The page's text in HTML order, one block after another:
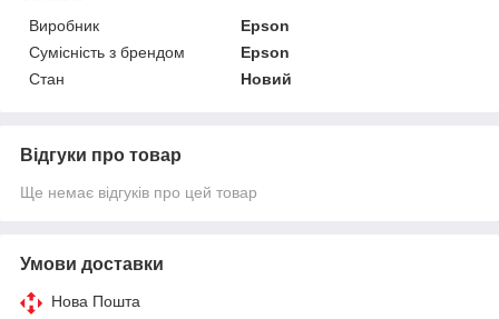
Виробник
Epson
Сумісність з брендом
Epson
Стан
Новий
Відгуки про товар
Ще немає відгуків про цей товар
Умови доставки
Нова Пошта